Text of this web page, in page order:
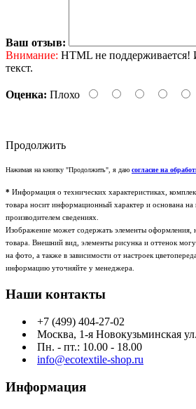
Ваш отзыв:
Внимание: HTML не поддерживается!
текст.
Оценка: Плохо
Продолжить
Нажимая на кнопку "Продолжить", я даю согласие на
* Информация о технических характеристиках,
товара носит информационный характер и основана на
производителем сведениях.
Изображение может содержать элементы оформления,
товара. Внешний вид, элементы рисунка и оттенок
на фото, а также в зависимости от настроек
информацию уточняйте у менеджера.
Наши контакты
+7 (499) 404-27-02
Москва, 1-я Новокузьминская
Пн. - пт.: 10.00 - 18.00
info@ecotextile-shop.ru
Информация